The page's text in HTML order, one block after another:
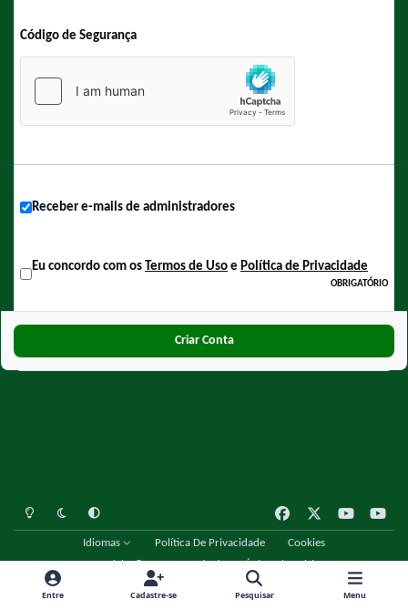
Código de Segurança
Receber e-mails de administradores
Eu concordo com osTermos de Usoe Política de Privacidade
OBRIGATÓRIO
Criar Conta
Light ModeDark ModeSystem Preference
a
b
o
o
t
u
Idiomas Política De Privacidade Cookies
Powered by
Invision Community
Entre
Cadastre-se Pesquisar Menu